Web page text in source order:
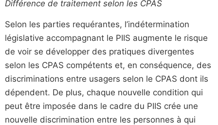
Différence de traitement selon les CPAS
Selon les parties requérantes, l’indétermination
législative accompagnant le PIIS augmente le risque
de voir se développer des pratiques divergentes
selon les CPAS compétents et, en conséquence, des
discriminations entre usagers selon le CPAS dont ils
dépendent. De plus, chaque nouvelle condition qui
peut être imposée dans le cadre du PIIS crée une
nouvelle discrimination entre les personnes à qui